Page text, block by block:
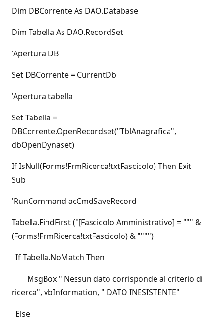
Dim DBCorrente As DAO.Database
Dim Tabella As DAO.RecordSet
'Apertura DB
Set DBCorrente = CurrentDb
'Apertura tabella
Set Tabella =
DBCorrente.OpenRecordset("TblAnagrafica",
dbOpenDynaset)
If IsNull(Forms!FrmRicerca!txtFascicolo) Then Exit
Sub
'RunCommand acCmdSaveRecord
Tabella.FindFirst ("[Fascicolo Amministrativo] = """ &
(Forms!FrmRicerca!txtFascicolo) & """")
If Tabella.NoMatch Then
MsgBox " Nessun dato corrisponde al criterio di
ricerca", vbInformation, " DATO INESISTENTE"
Else